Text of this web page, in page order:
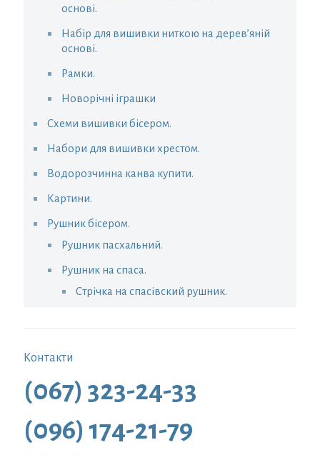
основі.
Набір для вишивки ниткою на дерев’яній
основі.
Рамки.
Новорічні іграшки
Схеми вишивки бісером.
Набори для вишивки хрестом.
Водорозчинна канва купити.
Картини.
Рушник бісером.
Рушник пасхальний.
Рушник на спаса.
Стрічка на спасівский рушник.
Контакти
(067) 323-24-33
(096) 174-21-79